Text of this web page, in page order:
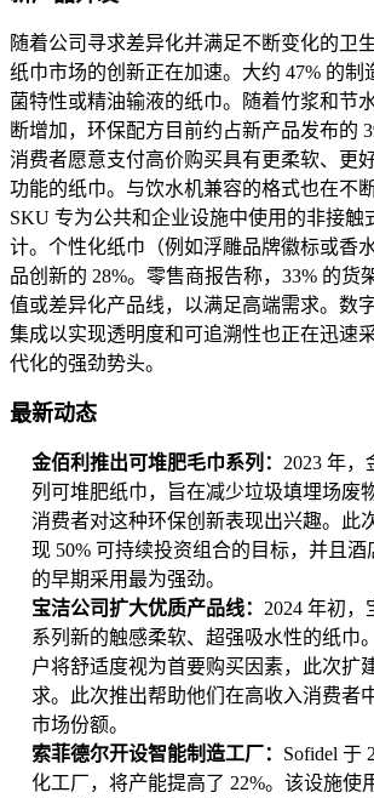
随着公司寻求差异化并满足不断变化的卫
纸巾市场的创新正在加速。大约 47% 的制
菌特性或精油输液的纸巾。随着竹浆和节
断增加，环保配方目前约占新​​产品发布的
消费者愿意支付高价购买具有更柔软、更
功能的纸巾。与饮水机兼容的格式也在不
SKU 专为公共和企业设施中使用的非接触
计。个性化纸巾（例如浮雕品牌徽标或香
品创新的 28%。零售商报告称，33% 的货
值或差异化产品线，以满足高端需求。数
集成以实现透明度和可追溯性也正在迅速
代化的强劲势头。
最新动态
金佰利推出可堆肥毛巾系列： 2023 年
列可堆肥纸巾，旨在减少垃圾填埋场废
消费者对这种环保创新表现出兴趣。此
现 50% 可持续投资组合的目标，并且
的早期采用最为强劲。
宝洁公司扩大优质产品线： 2024 年初
系列新的触感柔软、超强吸水性的纸巾
户将舒适度视为首要购买因素，此次扩
求。此次推出帮助他们在高收入消费者
市场份额。
索菲德尔开设智能制造工厂： Sofidel 于
化工厂，将产能提高了 22%。该设施使